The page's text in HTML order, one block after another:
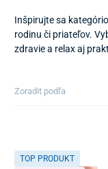
Inšpirujte sa
rodinu či priateľov.
zdravie a relax aj
Zoradit podľa
TOP PRODUKT